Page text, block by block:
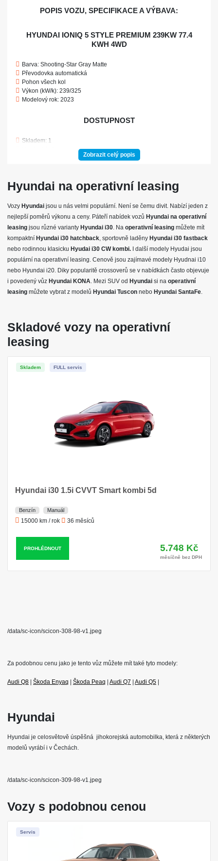
POPIS VOZU, SPECIFIKACE A VÝBAVA:
HYUNDAI IONIQ 5 STYLE PREMIUM 239KW 77.4
KWH 4WD
Barva: Shooting-Star Gray Matte
Převodovka automatická
Pohon všech kol
Výkon (kW/k): 239/325
Modelový rok: 2023
DOSTUPNOST
Skladem: 1
Povinné ručení
Pojištění skel
HYUNDAI
Hyundai
VÝBAVA:
4X4
Zobrazit celý popis
Hyundai na operativní leasing
Vozy Hyundai jsou u nás velmi populární. Není se čemu divit. Nabízí jeden z
nejlepší poměrů výkonu a ceny. Páteří nabídek vozů Hyundai na operativní
leasing jsou různé varianty Hyundai i30. Na operativní leasing můžete mít
kompaktní Hyundai i30 hatchback, sportovně laděny Hyundai i30 fastback
nebo rodinnou klasicku Hyudai i30 CW kombi.
I další modely Hyudai jsou
populární na operativní leasing. Cenově jsou zajímavé modely Hyudnai i10
nebo Hyundai i20. Diky popularitě crossoverů se v nabídkách často objevuje
i povedený vůz Hyundai KONA. Mezi SUV od Hyundai si na operativní
leasing můžete vybrat z modelů Hyundai Tuscon nebo Hyundai SantaFe.
Skladové vozy na operativní
leasing
Skladem FULL servis
Hyundai i30 1.5i CVVT Smart kombi 5d
Benzín Manuál
15000 km / rok 36 měsíců
PROHLÉDNOUT 5.748 Kč
měsíčně bez DPH
/data/sc-icon/scicon-308-98-v1.jpeg
Za podobnou cenu jako je tento vůz můžete mít také tyto modely:
Audi Q8 Škoda Enyaq Škoda Peaq Audi Q7 Audi Q5
Hyundai
Hyundai je celosvětově úspěšná jihokorejská automobilka, která z některých
modelů vyrábí i v Čechách.
/data/sc-icon/scicon-309-98-v1.jpeg
Vozy s podobnou cenou
Servis